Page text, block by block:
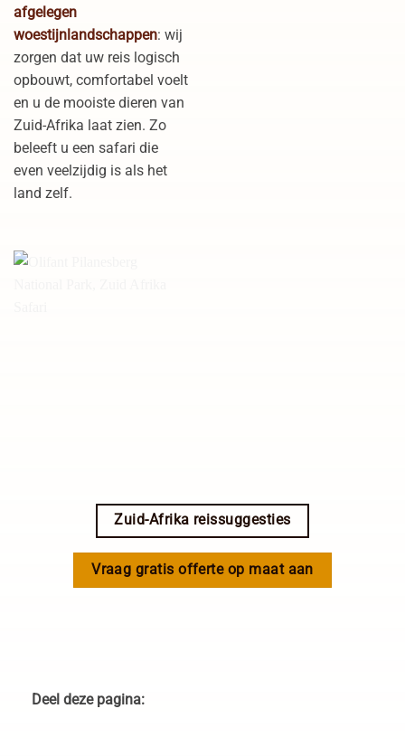
afgelegen
woestijnlandschappen: wij
zorgen dat uw reis logisch
opbouwt, comfortabel voelt
en u de mooiste dieren van
Zuid-Afrika laat zien. Zo
beleeft u een safari die
even veelzijdig is als het
land zelf.
Park, Zuid Afrika Safari
Zuid-Afrika reissuggesties
Vraag gratis offerte op maat aan
Deel deze pagina: